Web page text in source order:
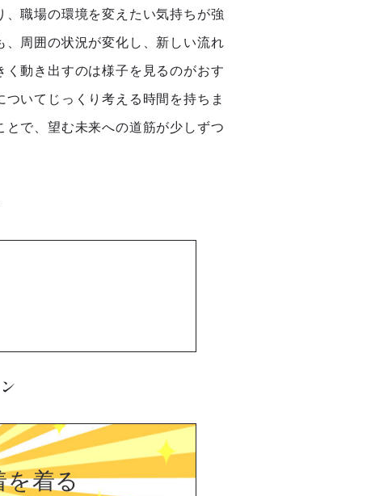
職場の環境を変えたい気持ちが強
周囲の状況が変化し、新しい流れ
動き出すのは様子を見るのがおす
いてじっくり考える時間を持ちま
で、望む未来への道筋が少しずつ
を着る